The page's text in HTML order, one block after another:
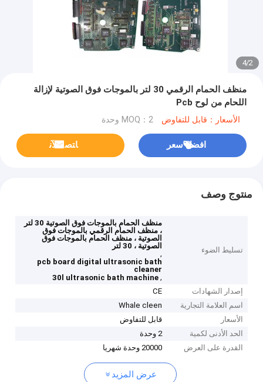
2
/
4
منظف ​​الحمام الرقمي 30 لتر بالموجات فوق الصوتية لإزالة
اللحام من لوح Pcb
الأسعار：قابل للتفاوض MOQ：2 وحدة
افضل سعر ﺎﺘﺼﻟ ﺍﻶﻧ
منتوج وصف
تسليط الضوء
منظف ​​الحمام بالموجات فوق الصوتية 30 لتر
، منظف الحمام الرقمي بالموجات فوق
الصوتية ، منظف الحمام بالموجات فوق
الصوتية ، 30 لتر
,
pcb board digital ultrasonic bath
cleaner
,
30l ultrasonic bath machine
إصدار الشهادات
CE
اسم العلامة التجارية
Whale cleen
الأسعار
قابل للتفاوض
الحد الأدنى لكمية
2 وحدة
القدرة على العرض
20000 وحدة شهريا
عرض المزيد